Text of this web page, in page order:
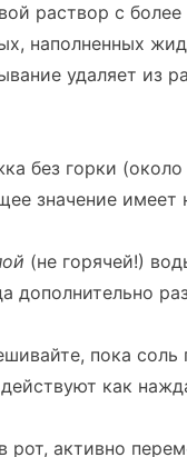
раствор с
наполненных
удаляет из
без горки
значение имеет
(не горячей!)
дополнительно
пока
как
рот, активно